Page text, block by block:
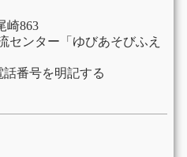
崎863
センター「ゆびあそびふえ
番号を明記する